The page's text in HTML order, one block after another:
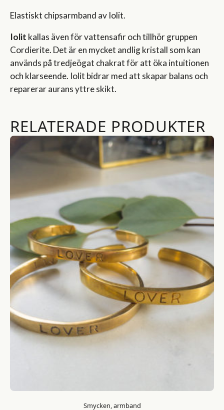
Elastiskt chipsarmband av Iolit.
Iolit kallas även för vattensafir och tillhör gruppen
Cordierite. Det är en mycket andlig kristall som kan
används på tredjeögat chakrat för att öka intuitionen
och klarseende. Iolit bidrar med att skapar balans och
reparerar aurans yttre skikt.
RELATERADE PRODUKTER
Smycken, armband